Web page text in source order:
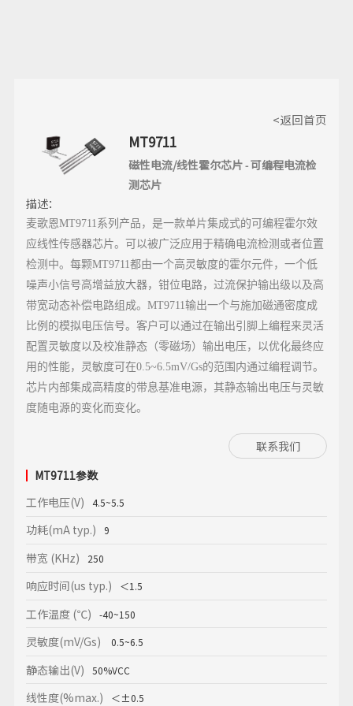
<返回首页
MT9711
磁性电流/线性霍尔芯片-可编程电流检
测芯片
描述：
麦歌恩MT9711系列产品，是一款单片集成式的可编程霍尔效
应线性传感器芯片。可以被广泛应用于精确电流检测或者位置
检测中。每颗MT9711都由一个高灵敏度的霍尔元件，一个低
噪声小信号高增益放大器，钳位电路，过流保护输出级以及高
带宽动态补偿电路组成。MT9711输出一个与施加磁通密度成
比例的模拟电压信号。客户可以通过在输出引脚上编程来灵活
配置灵敏度以及校准静态（零磁场）输出电压，以优化最终应
用的性能，灵敏度可在0.5~6.5mV/Gs的范围内通过编程调节。
芯片内部集成高精度的带息基准电源，其静态输出电压与灵敏
度随电源的变化而变化。
联系我们
MT9711参数
工作电压(V)
4.5~5.5
功耗(mA typ.) 9
带宽 (KHz) 250
响应时间(us typ.) ＜1.5
工作温度 (℃) -40~150
灵敏度(mV/Gs) 0.5~6.5
静态输出(V) 50%VCC
线性度(%max.) ＜±0.5